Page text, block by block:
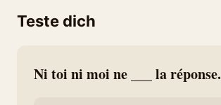
Teste dich
Ni toi ni moi ne ___ la réponse.